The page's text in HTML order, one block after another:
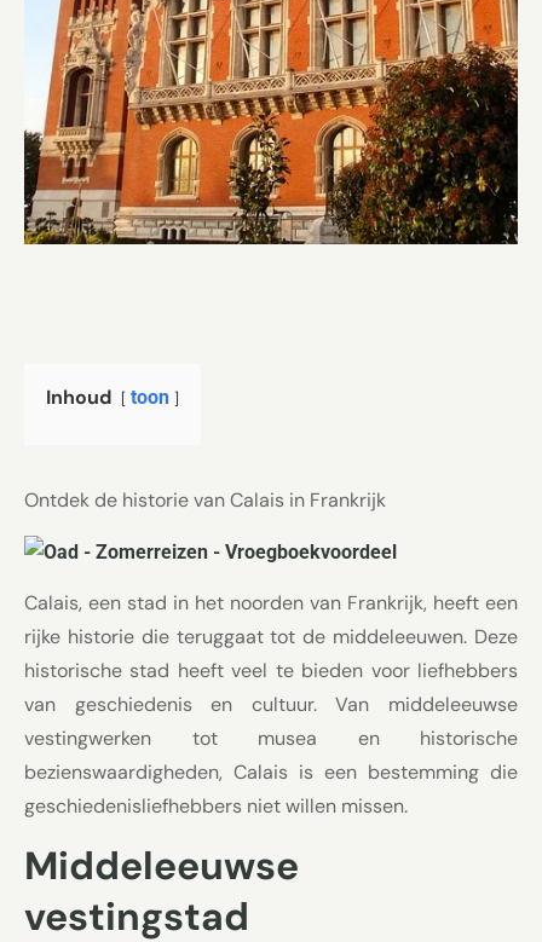
Inhoud toon
Ontdek de historie van Calais in Frankrijk
Calais, een stad in het noorden van Frankrijk, heeft een
rijke historie die teruggaat tot de middeleeuwen. Deze
historische stad heeft veel te bieden voor liefhebbers
van geschiedenis en cultuur. Van middeleeuwse
vestingwerken tot musea en historische
bezienswaardigheden, Calais is een bestemming die
geschiedenisliefhebbers niet willen missen.
Middeleeuwse
vestingstad